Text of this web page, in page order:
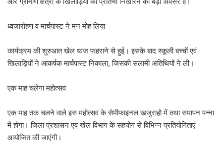
ध्वजारोहण व मार्चपास्ट ने मन मोह लिया
कार्यक्रम की शुरुआत खेल ध्वज फहराने से हुई। इसके बाद स्कूली बच्चों एवं
खिलाड़ियों ने आकर्षक मार्चपास्ट निकाला, जिसकी सलामी अतिथियों ने ली।
एक माह चलेगा महोत्सव
एक माह तक चलने वाले इस महोत्सव के सेमीफाइनल खजुराहो में तथा समापन पन्ना
में होगा। जिला प्रशासन एवं खेल विभाग के सहयोग से विभिन्न प्रतियोगिताएं
आयोजित की जाएंगी।